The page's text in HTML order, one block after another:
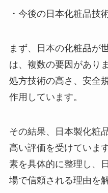
・今後の日本化粧品技
まず、日本の化粧品が
は、複数の要因があり
処方技術の高さ、安全
作用しています。
その結果、日本製化粧
高い評価を受けていま
素を具体的に整理し、
場で信頼される理由を